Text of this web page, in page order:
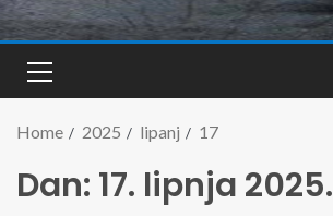
Home 2025 lipanj 17
Dan: 17. lipnja 2025.